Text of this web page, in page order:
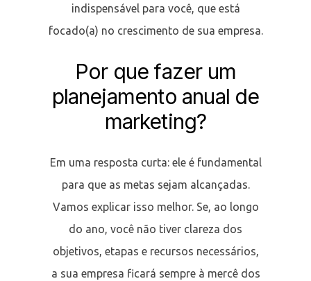
indispensável para você, que está
focado(a) no crescimento de sua empresa.
Por que fazer um
planejamento anual de
marketing?
Em uma resposta curta: ele é fundamental
para que as metas sejam alcançadas.
Vamos explicar isso melhor. Se, ao longo
do ano, você não tiver clareza dos
objetivos, etapas e recursos necessários,
a sua empresa ficará sempre à mercê dos